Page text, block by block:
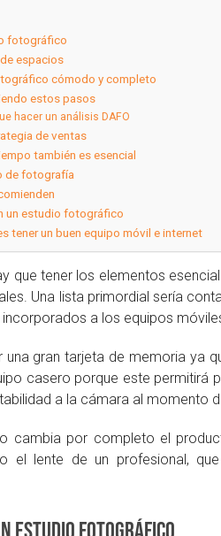
fotográfico
espacios
cómodo y completo
estos pasos
hacer un análisis DAFO
de ventas
también es esencial
de fotografía
un estudio fotográfico
tener un buen equipo móvil e internet
que tener los elementos
Una lista primordial sería
incorporados a los equipos
una gran tarjeta de memoria ya
casero porque este permitirá
a la cámara al momento
cambia por completo el
el lente de un profesional,